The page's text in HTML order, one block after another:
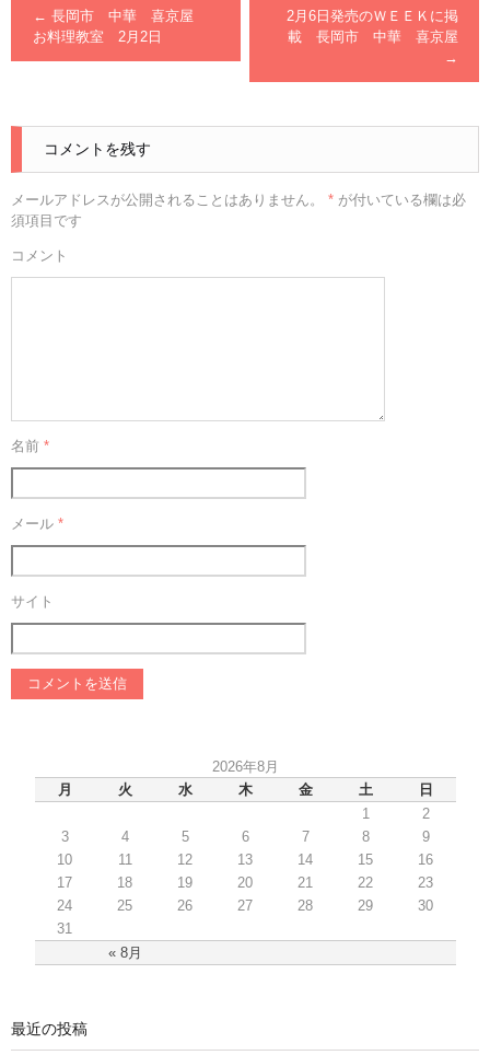
← 長岡市 中華 喜京屋
お料理教室 2月2日
2月6日発売のＷＥＥＫに掲
載 長岡市 中華 喜京屋
→
コメントを残す
メールアドレスが公開されることはありません。 * が付いている欄は必
須項目です
コメント
名前 *
メール *
サイト
2026年8月
月
火 水 木 金 土 日
« 8月
1
2
3
4 5 6 7 8
9
10
11 12 13 14 15
16
17
18 19 20 21 22
23
24
25 26 27 28 29
30
31
最近の投稿